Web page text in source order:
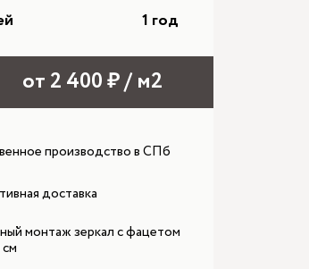
1 год
от 2 400 ₽ / м2
производство в СПб
доставка
монтаж зеркал с фацетом